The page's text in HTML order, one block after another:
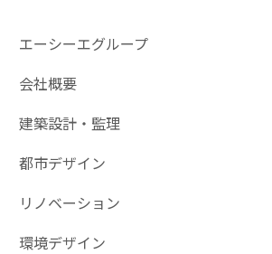
エーシーエグループ
会社概要
建築設計・監理
都市デザイン
リノベーション
環境デザイン